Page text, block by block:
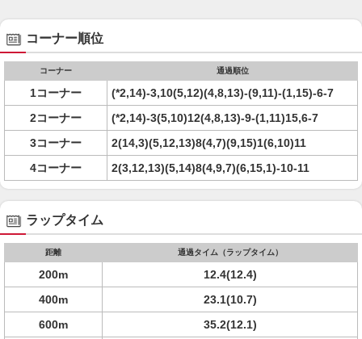
コーナー順位
コーナー 通過順位
1コーナー
(*2,14)-3,10(5,12)(4,8,13)-(9,11)-(1,15)-6-7
2コーナー
(*2,14)-3(5,10)12(4,8,13)-9-(1,11)15,6-7
3コーナー
2(14,3)(5,12,13)8(4,7)(9,15)1(6,10)11
4コーナー
2(3,12,13)(5,14)8(4,9,7)(6,15,1)-10-11
ラップタイム
距離 通過タイム（ラップタイム）
200m
12.4(12.4)
400m
23.1(10.7)
600m
35.2(12.1)